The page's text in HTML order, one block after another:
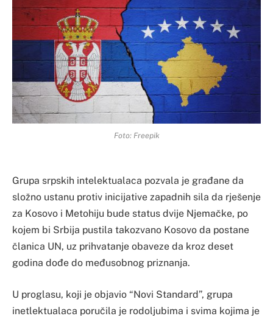
Foto: Freepik
Grupa srpskih intelektualaca pozvala je građane da
složno ustanu protiv inicijative zapadnih sila da rješenje
za Kosovo i Metohiju bude status dvije Njemačke, po
kojem bi Srbija pustila takozvano Kosovo da postane
članica UN, uz prihvatanje obaveze da kroz deset
godina dođe do međusobnog priznanja.
U proglasu, koji je objavio “Novi Standard”, grupa
inetlektualaca poručila je rodoljubima i svima kojima je